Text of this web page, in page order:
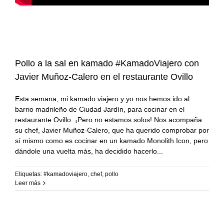
Pollo a la sal en kamado #KamadoViajero con
Javier Muñoz-Calero en el restaurante Ovillo
Esta semana, mi kamado viajero y yo nos hemos ido al
barrio madrileño de Ciudad Jardín, para cocinar en el
restaurante Ovillo. ¡Pero no estamos solos! Nos acompaña
su chef, Javier Muñoz-Calero, que ha querido comprobar por
sí mismo como es cocinar en un kamado Monolith Icon, pero
dándole una vuelta más, ha decidido hacerlo
Etiquetas: #kamadoviajero chef, pollo
Leer más